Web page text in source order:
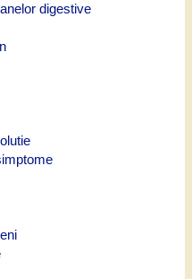
digestive